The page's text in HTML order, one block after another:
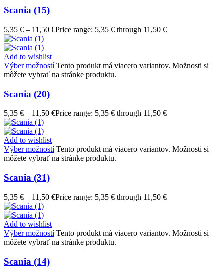
Scania (15)
5,35 € – 11,50 €Price range: 5,35 € through 11,50 €
Add to wishlist
Výber možností Tento produkt má viacero variantov. Možnosti si
môžete vybrať na stránke produktu.
Scania (20)
5,35 € – 11,50 €Price range: 5,35 € through 11,50 €
Add to wishlist
Výber možností Tento produkt má viacero variantov. Možnosti si
môžete vybrať na stránke produktu.
Scania (31)
5,35 € – 11,50 €Price range: 5,35 € through 11,50 €
Add to wishlist
Výber možností Tento produkt má viacero variantov. Možnosti si
môžete vybrať na stránke produktu.
Scania (14)